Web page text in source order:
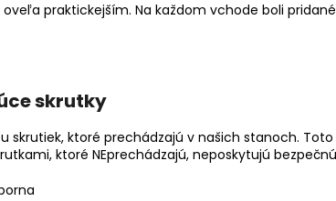
praktickejším. Na každom vchode boli
skrutky
ktoré prechádzajú v našich stanoch.
ktoré NEprechádzajú, neposkytujú